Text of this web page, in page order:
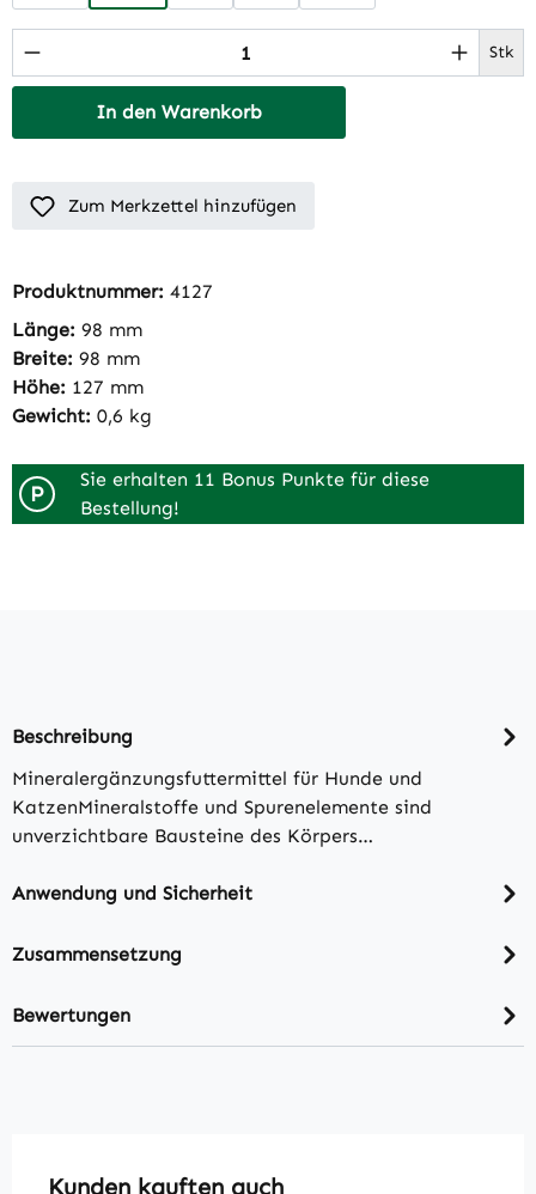
Produkt Anzahl: Gib den gewünschten Stk
In den Warenkorb
Zum Merkzettel hinzufügen
Produktnummer: 4127
Länge: 98 mm
Breite: 98 mm
Höhe: 127 mm
Gewicht: 0,6 kg
P
Sie erhalten 11 Bonus Punkte für diese
Bestellung!
Beschreibung
Mineralergänzungsfuttermittel für Hunde und
KatzenMineralstoffe und Spurenelemente sind
unverzichtbare Bausteine des Körpers…
Anwendung und Sicherheit
Zusammensetzung
Bewertungen
Produktgalerie überspringen
Kunden kauften auch